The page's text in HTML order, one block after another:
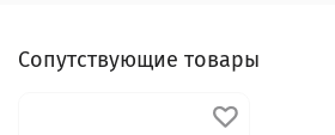
Сопутствующие товары